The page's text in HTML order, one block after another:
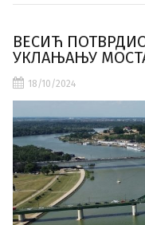
ВЕСИЋ
УКЛАЊАЊУ
18/10/2024